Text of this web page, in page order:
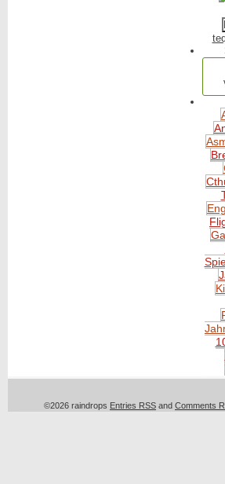
©2026 raindrops Entries RSS and Comments